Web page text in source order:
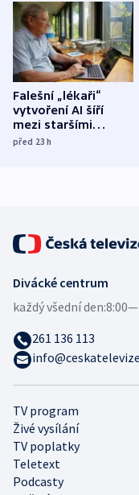
Falešní „lékaři“
vytvoření AI šíří
mezi staršími
Poláky nebezpečné
před 23h
TV program
Živé vysílání
TV poplatky
Teletext
Podcasty
Divácké centrum
každý všední den:
261 136 113